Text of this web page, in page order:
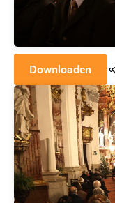
Downloaden